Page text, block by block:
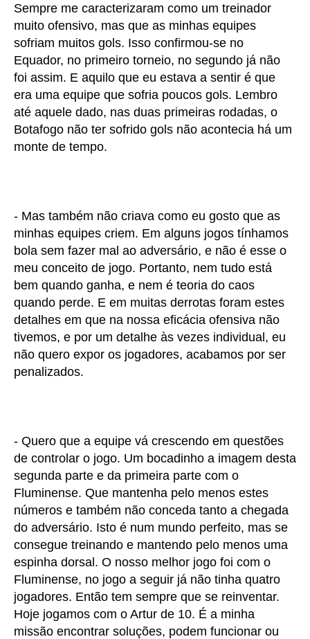
Sempre me caracterizaram como um treinador
muito ofensivo, mas que as minhas equipes
sofriam muitos gols. Isso confirmou-se no
Equador, no primeiro torneio, no segundo já não
foi assim. E aquilo que eu estava a sentir é que
era uma equipe que sofria poucos gols. Lembro
até aquele dado, nas duas primeiras rodadas, o
Botafogo não ter sofrido gols não acontecia há um
monte de tempo.
- Mas também não criava como eu gosto que as
minhas equipes criem. Em alguns jogos tínhamos
bola sem fazer mal ao adversário, e não é esse o
meu conceito de jogo. Portanto, nem tudo está
bem quando ganha, e nem é teoria do caos
quando perde. E em muitas derrotas foram estes
detalhes em que na nossa eficácia ofensiva não
tivemos, e por um detalhe às vezes individual, eu
não quero expor os jogadores, acabamos por ser
penalizados.
- Quero que a equipe vá crescendo em questões
de controlar o jogo. Um bocadinho a imagem desta
segunda parte e da primeira parte com o
Fluminense. Que mantenha pelo menos estes
números e também não conceda tanto a chegada
do adversário. Isto é num mundo perfeito, mas se
consegue treinando e mantendo pelo menos uma
espinha dorsal. O nosso melhor jogo foi com o
Fluminense, no jogo a seguir já não tinha quatro
jogadores. Então tem sempre que se reinventar.
Hoje jogamos com o Artur de 10. É a minha
missão encontrar soluções, podem funcionar ou